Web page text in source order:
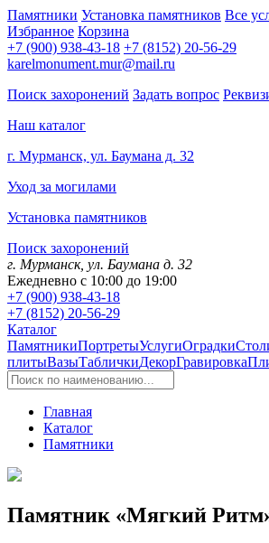
Памятники Установка памятников Все
Избранное Корзина
+7 (900) 938-43-18 +7 (8152) 20-56-29
karelmonument.mur@mail.ru
Поиск захоронений Задать вопрос
Наш каталог
г. Мурманск, ул. Баумана д. 32
Уход за могилами
Установка памятников
Поиск захоронений
г. Мурманск, ул. Баумана д. 32
Ежедневно с 10:00 до 19:00
+7 (900) 938-43-18
+7 (8152) 20-56-29
Каталог
ПамятникиПортретыУслугиОградки
плитыВазыТабличкиДекорГравировка
Главная
Каталог
Памятники
Памятник «Мягкий